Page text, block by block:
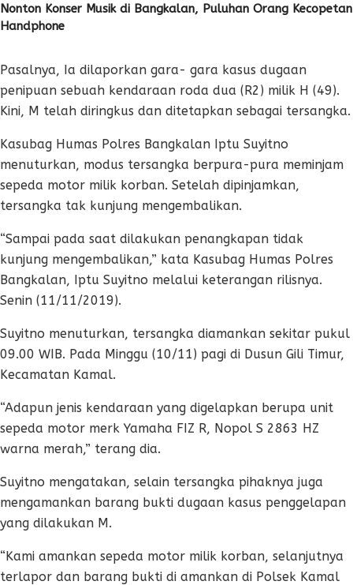
Nonton Konser Musik di Bangkalan, Puluhan Orang Kecopetan
Handphone
Pasalnya, Ia dilaporkan gara- gara kasus dugaan
penipuan sebuah kendaraan roda dua (R2) milik H (49).
Kini, M telah diringkus dan ditetapkan sebagai tersangka.
Kasubag Humas Polres Bangkalan Iptu Suyitno
menuturkan, modus tersangka berpura-pura meminjam
sepeda motor milik korban. Setelah dipinjamkan,
tersangka tak kunjung mengembalikan.
“Sampai pada saat dilakukan penangkapan tidak
kunjung mengembalikan,” kata Kasubag Humas Polres
Bangkalan, Iptu Suyitno melalui keterangan rilisnya.
Senin (11/11/2019).
Suyitno menuturkan, tersangka diamankan sekitar pukul
09.00 WIB. Pada Minggu (10/11) pagi di Dusun Gili Timur,
Kecamatan Kamal.
“Adapun jenis kendaraan yang digelapkan berupa unit
sepeda motor merk Yamaha FIZ R, Nopol S 2863 HZ
warna merah,” terang dia.
Suyitno mengatakan, selain tersangka pihaknya juga
mengamankan barang bukti dugaan kasus penggelapan
yang dilakukan M.
“Kami amankan sepeda motor milik korban, selanjutnya
terlapor dan barang bukti di amankan di Polsek Kamal